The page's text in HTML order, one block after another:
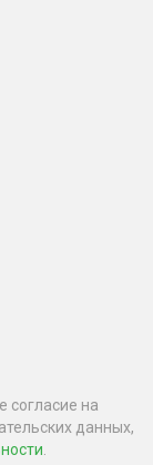
согласие на
данных,